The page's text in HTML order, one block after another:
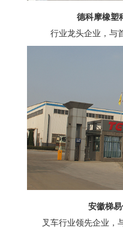
德科摩橡塑
行业龙头企业，与
安徽梯易
叉车行业领先企业，